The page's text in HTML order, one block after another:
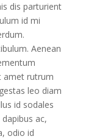
dis parturient
id mi
Aenean
amet rutrum
leo diam
id sodales
ac,
odio id